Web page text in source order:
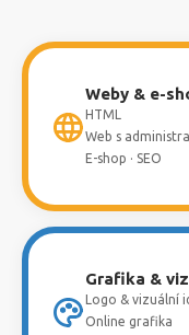
Weby & e-
HTML
Web s
E-shop · SEO
Grafika &
Logo & vizuální
Online grafika